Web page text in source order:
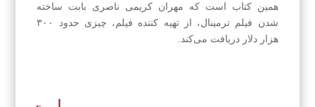
همین کتاب است که مهران کریمی ناصری بابت ساخته
شدن فیلم ترمینال، از تهیه کننده فیلم، چیزی حدود ۳۰۰
هزار دلار دریافت می‌کند.